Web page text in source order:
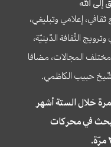
إلى الله
إعلامي وتبليغي،
الثّقافة الدّينيّة،
المجالات، مضافا
حبيب الكاظمي.
تمّت زيارة موقع سراج ٤,٨٠٠,٠٠٠ مرة خلال الستة أشهر
في محركات